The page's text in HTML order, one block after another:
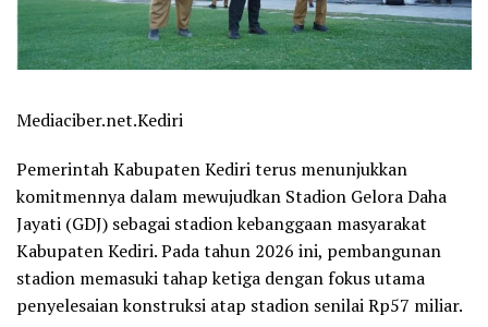
Mediaciber.net.Kediri
Pemerintah Kabupaten Kediri terus menunjukkan
komitmennya dalam mewujudkan Stadion Gelora Daha
Jayati (GDJ) sebagai stadion kebanggaan masyarakat
Kabupaten Kediri. Pada tahun 2026 ini, pembangunan
stadion memasuki tahap ketiga dengan fokus utama
penyelesaian konstruksi atap stadion senilai Rp57 miliar.